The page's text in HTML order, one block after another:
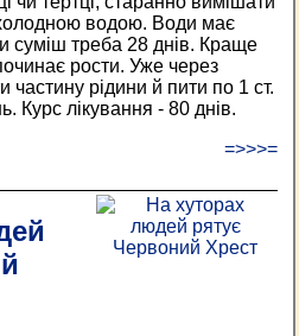
водою. Води має
суміш треба 28 днів. Краще
рости. Уже через
частину рідини й пити по 1 ст.
Курс лікування - 80 днів.
=>>>=